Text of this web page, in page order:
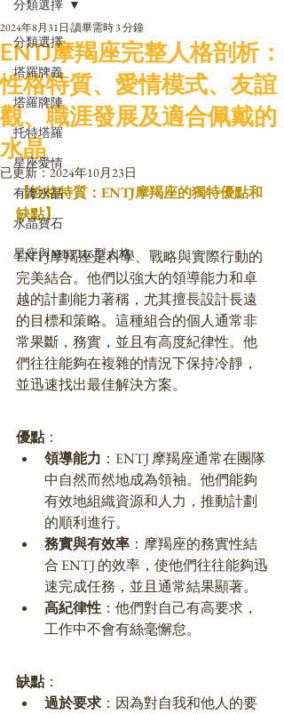
分類選擇
塔羅牌義
塔羅牌陣
托特塔羅
星座愛情
有毒水晶
水晶寶石
星座與MBTI16型人格
分類選擇
ENTJ摩羯座完整人格剖析：
性格特質、愛情模式、友誼
觀、職涯發展及適合佩戴的
水晶
2024年8月31日 讀畢需時 3 分鐘
已更新：2024年10月23日
【性格特質：ENTJ摩羯座的獨特優點和
缺點】
ENTJ摩羯座是科學、戰略與實際行動的
完美結合。他們以強大的領導能力和卓
越的計劃能力著稱，尤其擅長設計長遠
的目標和策略。這種組合的個人通常非
常果斷，務實，並且有高度紀律性。他
們往往能夠在複雜的情況下保持冷靜，
並迅速找出最佳解決方案。
優點：
領導能力 ：ENTJ 摩羯座通常在團隊
中自然而然地成為領袖。他們能夠
有效地組織資源和人力，推動計劃
的順利進行。
務實與有效率 ：摩羯座的務實性結
合 ENTJ 的效率，使他們往往能夠迅
速完成任務，並且通常結果顯著。
高紀律性 ：他們對自己有高要求，
工作中不會有絲毫懈怠。
缺點：
過於要求 ：因為對自我和他人的要